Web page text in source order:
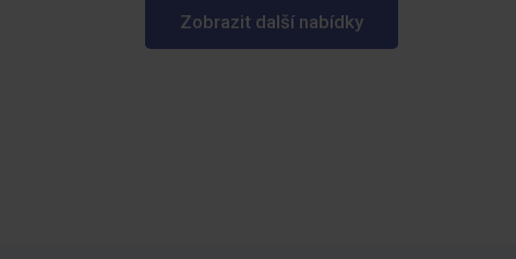
Zobrazit další nabídky